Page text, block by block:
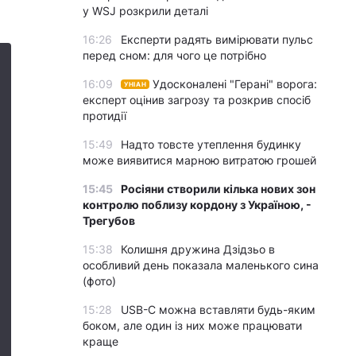
у WSJ розкрили деталі
16:26
Експерти радять вимірювати пульс
перед сном: для чого це потрібно
16:09 УНІАН
Удосконалені "Герані" ворога:
експерт оцінив загрозу та розкрив спосіб
протидії
15:49
Надто товсте утеплення будинку
може виявитися марною витратою грошей
15:45 Росіяни створили кілька нових зон
контролю поблизу кордону з Україною, -
Трегубов
15:38
Колишня дружина Дзідзьо в
особливий день показала маленького сина
(фото)
15:28
USB-C можна вставляти будь-яким
боком, але один із них може працювати
краще